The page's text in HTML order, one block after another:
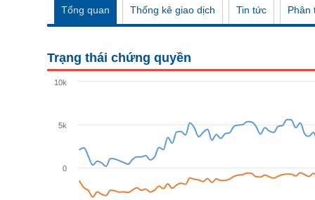
Tổng quan Thống kê giao dịch Tin tức Phân
Trạng thái chứng quyền
0
5k
10k
VS-SECTOR
NGUYÊN VẬT LIỆU
TIÊU DÙNG KHÔNG THIẾT YẾU
TIÊU DÙNG THIẾT YẾU